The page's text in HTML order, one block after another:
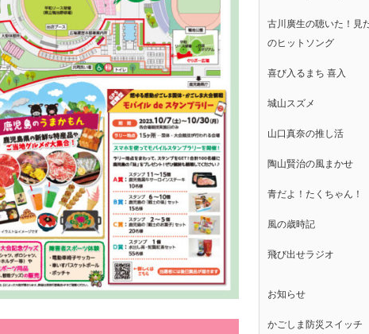
古川廣生の聴いた！見
のヒットソング
喜び入るまち 喜入
城山スズメ
山口真奈の推し活
陶山賢治の風まかせ
青だよ！たくちゃん！
風の歳時記
飛び出せラジオ
お知らせ
かごしま防災スイッチ